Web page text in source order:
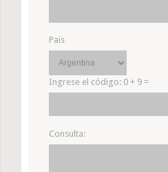
Pais
Ingrese el código: 0 + 9 =
Consulta: